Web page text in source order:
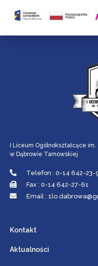
I Liceum Ogólnokształcące
w Dąbrowie Tarnowskiej
Telefon : 0-14 642-23-
Fax : 0-14 642-27-61
Email :
Kontakt
Aktualności